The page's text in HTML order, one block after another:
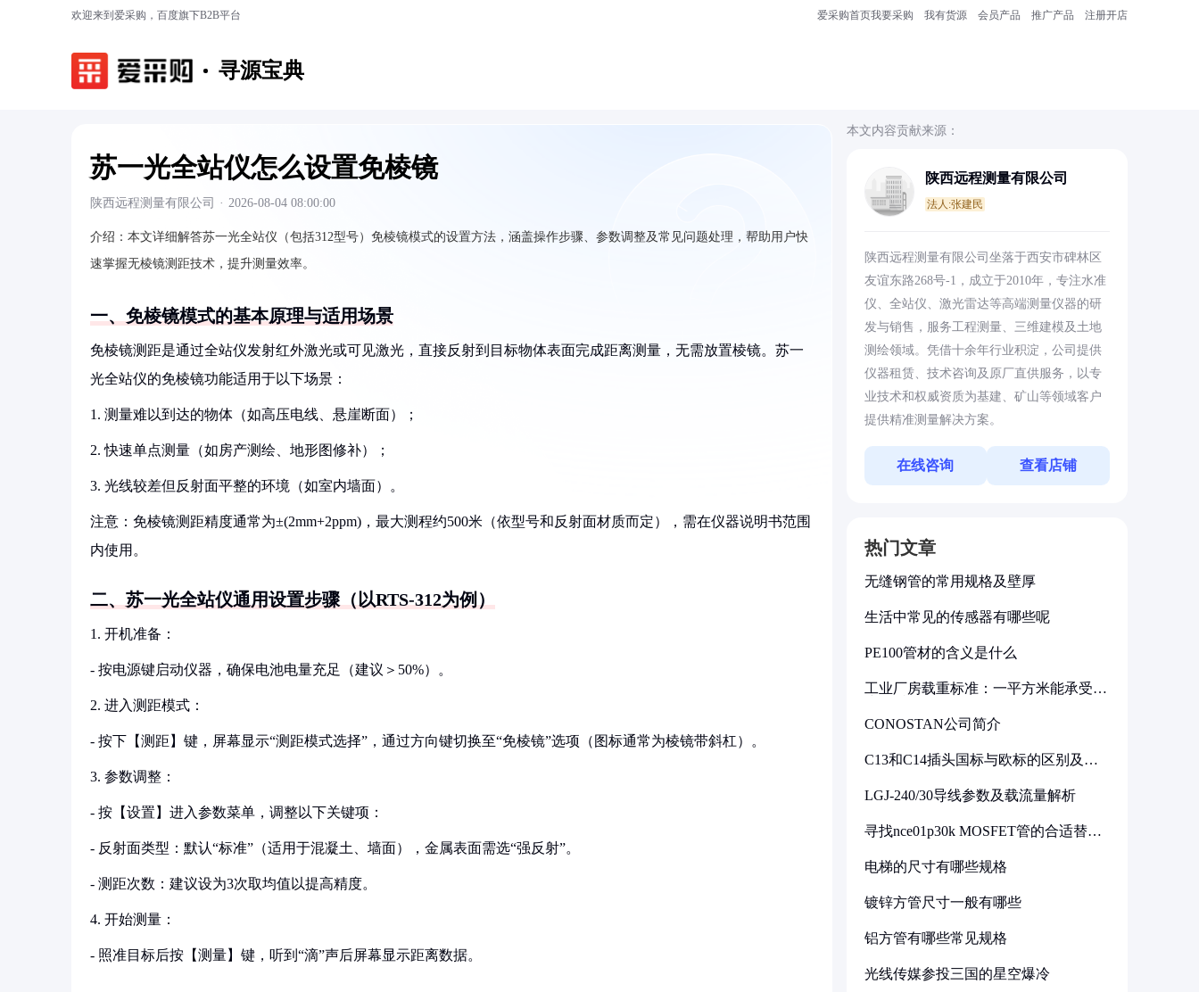
欢迎来到爱采购，百度旗下B2B平台 爱采购首页我要采购 我有货源 会员产品 推广产品 注册开店
寻源宝典
苏一光全站仪怎么设置免棱镜
陕西远程测量有限公司 · 2026-08-04 08:00:00
介绍： 本文详细解答苏一光全站仪（包括312型号）免棱镜模式的设置方法，涵盖操作步骤、参数调整及常见问题处理，帮助用户快
速掌握无棱镜测距技术，提升测量效率。
一、免棱镜模式的基本原理与适用场景
免棱镜测距是通过全站仪发射红外激光或可见激光，直接反射到目标物体表面完成距离测量，无需放置棱镜。苏一
光全站仪的免棱镜功能适用于以下场景：
1. 测量难以到达的物体（如高压电线、悬崖断面）；
2. 快速单点测量（如房产测绘、地形图修补）；
3. 光线较差但反射面平整的环境（如室内墙面）。
注意：免棱镜测距精度通常为±(2mm+2ppm)，最大测程约500米（依型号和反射面材质而定），需在仪器说明书范围
内使用。
二、苏一光全站仪通用设置步骤（以RTS-312为例）
1. 开机准备：
- 按电源键启动仪器，确保电池电量充足（建议＞50%）。
2. 进入测距模式：
- 按下【测距】键，屏幕显示“测距模式选择”，通过方向键切换至“免棱镜”选项（图标通常为棱镜带斜杠）。
3. 参数调整：
- 按【设置】进入参数菜单，调整以下关键项：
- 反射面类型：默认“标准”（适用于混凝土、墙面），金属表面需选“强反射”。
- 测距次数：建议设为3次取均值以提高精度。
4. 开始测量：
- 照准目标后按【测量】键，听到“滴”声后屏幕显示距离数据。
本文内容贡献来源：
陕西远程测量有限公司
法人:张建民
陕西远程测量有限公司坐落于西安市碑林区
友谊东路268号-1，成立于2010年，专注水准
仪、全站仪、激光雷达等高端测量仪器的研
发与销售，服务工程测量、三维建模及土地
测绘领域。凭借十余年行业积淀，公司提供
仪器租赁、技术咨询及原厂直供服务，以专
业技术和权威资质为基建、矿山等领域客户
提供精准测量解决方案。
在线咨询 查看店铺
热门文章
无缝钢管的常用规格及壁厚
生活中常见的传感器有哪些呢
PE100管材的含义是什么
工业厂房载重标准：一平方米能承受多
CONOSTAN公司简介
C13和C14插头国标与欧标的区别及其
LGJ-240/30导线参数及载流量解析
寻找nce01p30k MOSFET管的合适替代
电梯的尺寸有哪些规格
镀锌方管尺寸一般有哪些
铝方管有哪些常见规格
光线传媒参投三国的星空爆冷